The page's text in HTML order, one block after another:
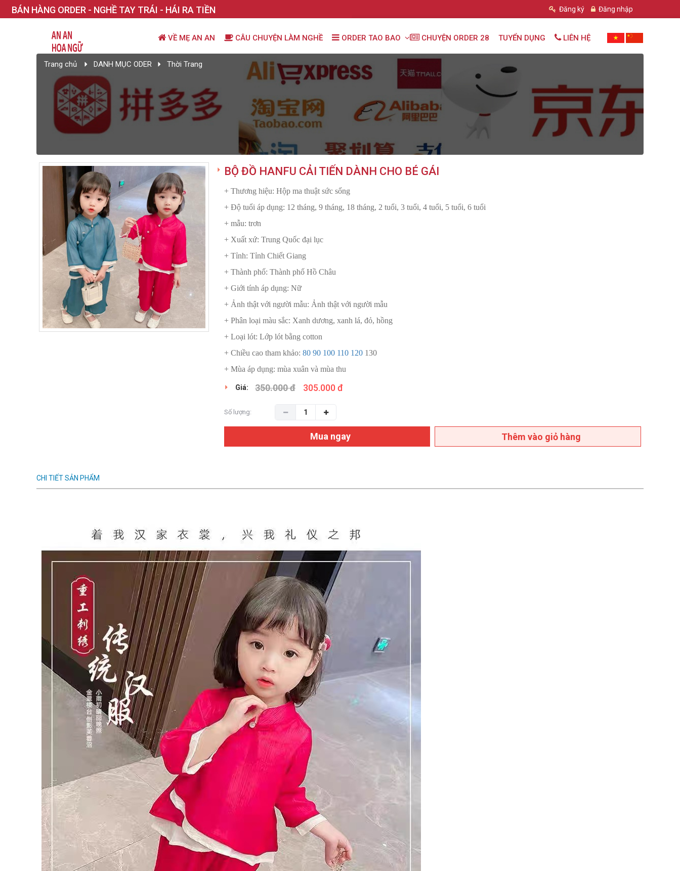
Đăng ký Đăng nhập
BÁN HÀNG ORDER - NGHỀ TAY TRÁI - HÁI RA TIỀN
VỀ MẸ AN AN CÂU CHUYỆN LÀM NGHỀ ORDER TAO BAO CHUYỆN ORDER 28 TUYỂN DỤNG LIÊN HỆ
Trang chủ DANH MỤC ODER Thời Trang
BỘ ĐỒ HANFU CẢI TIẾN DÀNH CHO BÉ GÁI
+ Thương hiệu: Hộp ma thuật sức sống
+ Độ tuổi áp dụng: 12 tháng, 9 tháng, 18 tháng, 2 tuổi, 3 tuổi, 4 tuổi, 5 tuổi, 6 tuổi
+ mẫu: trơn
+ Xuất xứ: Trung Quốc đại lục
+ Tỉnh: Tỉnh Chiết Giang
+ Thành phố: Thành phố Hồ Châu
+ Giới tính áp dụng: Nữ
+ Ảnh thật với người mẫu: Ảnh thật với người mẫu
+ Phân loại màu sắc: Xanh dương, xanh lá, đỏ, hồng
+ Loại lót: Lớp lót bằng cotton
+ Chiều cao tham khảo: 80 90 100 110 120 130
+ Mùa áp dụng: mùa xuân và mùa thu
Giá: 350.000 đ 305.000 đ
Số lượng:
Mua ngay Thêm vào giỏ hàng
CHI TIẾT SẢN PHẨM